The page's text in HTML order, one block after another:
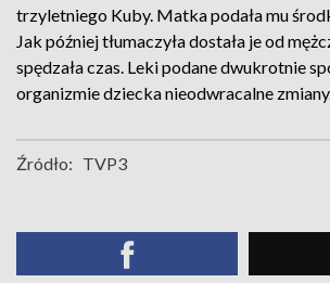
trzyletniego Kuby. Matka podała mu
Jak później tłumaczyła dostała je od
spędzała czas. Leki podane dwukrotnie
organizmie dziecka nieodwracalne
Źródło: TVP3